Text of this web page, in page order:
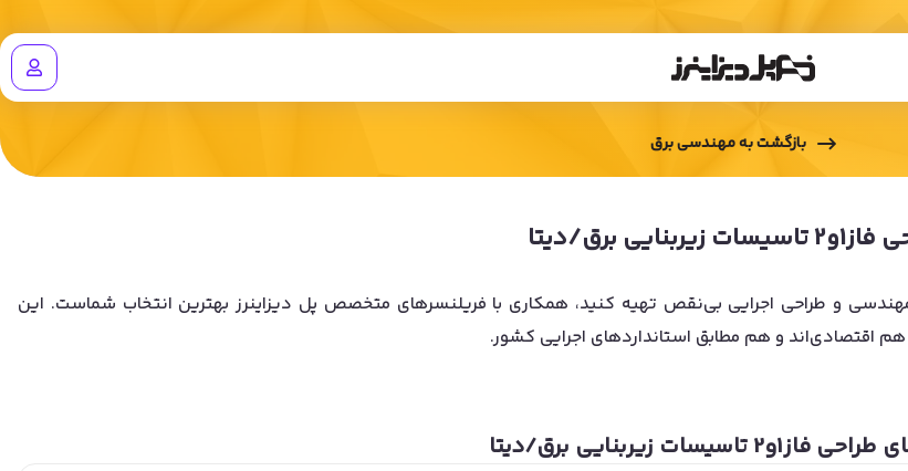
بازگشت بهمهندسی برق
زیربنایی برق/دیتا
خود را با دقت مهندسی و طراحی اجرایی بی‌نقص تهیه کنید، همکاری با فریلنسرهای متخصص پل دیزاینرز بهترین انتخاب شماست. این
اقتصادی‌اند و هم مطابق استانداردهای اجرایی کشور.
طراحی فاز1و2 تاسیسات زیربنایی برق/دیتا